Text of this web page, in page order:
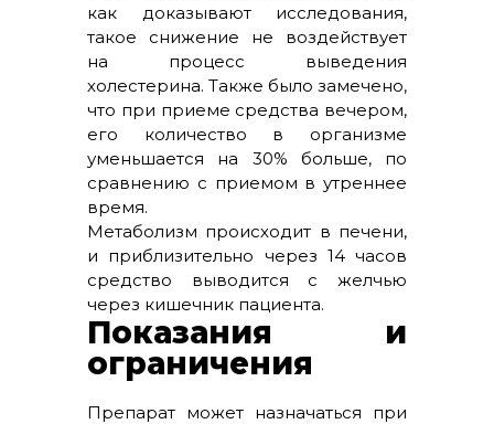
как доказывают исследования,
такое снижение не воздействует
на процесс выведения
холестерина. Также было замечено,
что при приеме средства вечером,
его количество в организме
уменьшается на 30% больше, по
сравнению с приемом в утреннее
время.
Метаболизм происходит в печени,
и приблизительно через 14 часов
средство выводится с желчью
через кишечник пациента.
Показания и
ограничения
Препарат может назначаться при